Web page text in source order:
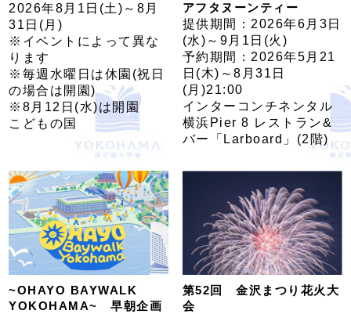
2026年8月1日(土)～8月
31日(月)
※イベントによって異な
ります
※毎週水曜日は休園(祝日
の場合は開園)
※8月12日(水)は開園
こどもの国
アフタヌーンティー
提供期間：2026年6月3日
(水)～9月1日(火)
予約期間：2026年5月21
日(木)～8月31日
(月)21:00
インターコンチネンタル
横浜Pier 8 レストラン&
バー「Larboard」(2階)
~OHAYO BAYWALK
YOKOHAMA~ 早朝企画
第52回 金沢まつり花火大
会